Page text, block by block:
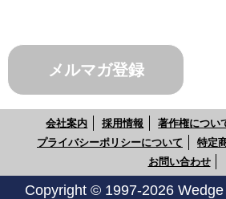
メルマガ登録
会社案内 採用情報 著作権につい
プライバシーポリシーについて
特定
お問い合わせ
Copyright © 1997-2026